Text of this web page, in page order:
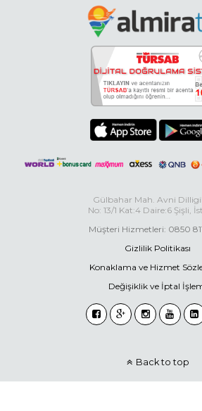
Gülbahar Mah. Avni Dilligil
No: 13/1 Kat:4 Daire:6 Şişli,
Müşteri Hizmetleri: 0850
Gizlilik Politikası
Konaklama ve Hizmet
Değişiklik ve İptal
Back to top